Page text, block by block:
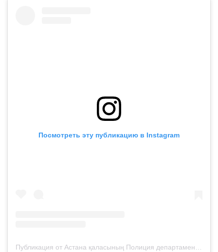
Посмотреть эту публикацию в Instagram
Публикация от Астана қаласының Полиция департаменті (@police__astana)